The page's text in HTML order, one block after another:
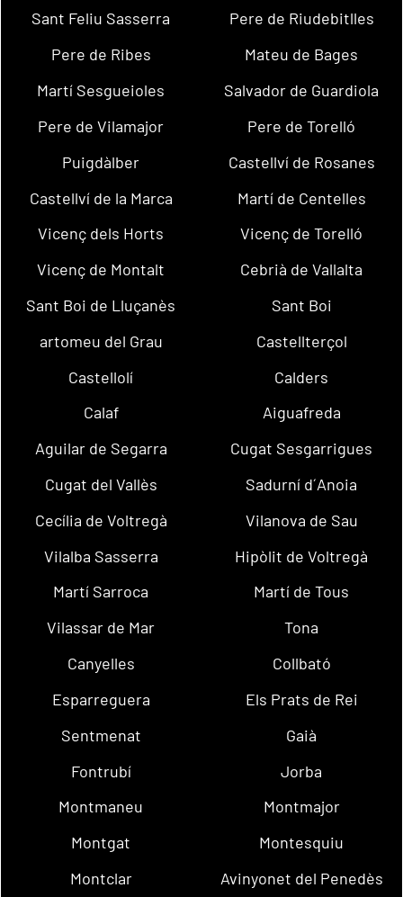
Sant Feliu Sasserra
Pere de Riudebitlles
Pere de Ribes
Mateu de Bages
Martí Sesgueioles
Salvador de Guardiola
Pere de Vilamajor
Pere de Torelló
Puigdàlber
Castellví de Rosanes
Castellví de la Marca
Martí de Centelles
Vicenç dels Horts
Vicenç de Torelló
Vicenç de Montalt
Cebrià de Vallalta
Sant Boi de Lluçanès
Sant Boi
artomeu del Grau
Castellterçol
Castellolí
Calders
Calaf
Aiguafreda
Aguilar de Segarra
Cugat Sesgarrigues
Cugat del Vallès
Sadurní d´Anoia
Cecília de Voltregà
Vilanova de Sau
Vilalba Sasserra
Hipòlit de Voltregà
Martí Sarroca
Martí de Tous
Vilassar de Mar
Tona
Canyelles
Collbató
Esparreguera
Els Prats de Rei
Sentmenat
Gaià
Fontrubí
Jorba
Montmaneu
Montmajor
Montgat
Montesquiu
Montclar
Avinyonet del Penedès